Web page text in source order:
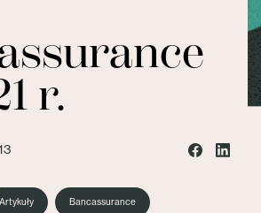
r.
Artykuły Bancassurance